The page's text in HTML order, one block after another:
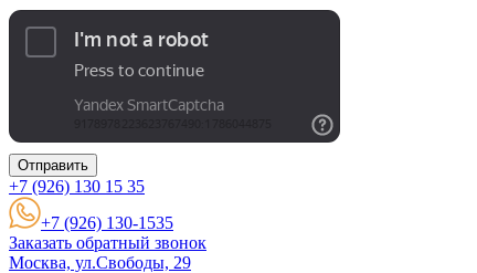
Отправить
+7 (926) 130 15 35
+7 (926) 130-1535
Заказать обратный звонок
Москва, ул.Свободы, 29